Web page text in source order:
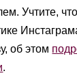
Учтите,
об этом
.